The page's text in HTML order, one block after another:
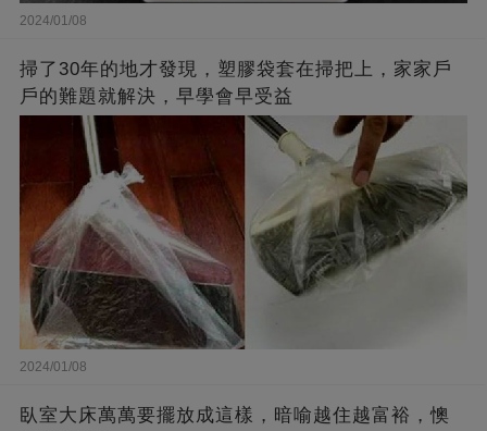
2024/01/08
掃了30年的地才發現，塑膠袋套在掃把上，家家戶
戶的難題就解決，早學會早受益
2024/01/08
臥室大床萬萬要擺放成這樣，暗喻越住越富裕，懊